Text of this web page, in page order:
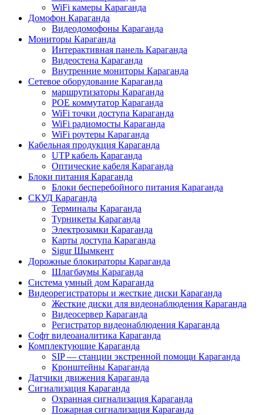
WiFi камеры Караганда
Домофон Караганда
Видеодомофоны Караганда
Мониторы Караганда
Интерактивная панель Караганда
Видеостена Караганда
Внутренние мониторы Караганда
Сетевое оборудование Караганда
маршрутизаторы Караганда
POE коммутатор Караганда
WiFi точки доступа Караганда
WiFi радиомосты Караганда
WiFi роутеры Караганда
Кабельная продукция Караганда
UTP кабель Караганда
Оптические кабеля Караганда
Блоки питания Караганда
Блоки бесперебойного питания Караганда
СКУД Караганда
Терминалы Караганда
Турникеты Караганда
Электрозамки Караганда
Карты доступа Караганда
Sigur Шымкент
Дорожные блокираторы Караганда
Шлагбаумы Караганда
Система умный дом Караганда
Видеорегистраторы и жесткие диски Караганда
Жесткие диски для видеонаблюдения Караганда
Видеосервер Караганда
Регистратор видеонаблюдения Караганда
Софт видеоаналитика Караганда
Комплектующие Караганда
SIP — станции экстренной помощи Караганда
Кронштейны Караганда
Датчики движения Караганда
Сигнализация Караганда
Охранная сигнализация Караганда
Пожарная сигнализация Караганда